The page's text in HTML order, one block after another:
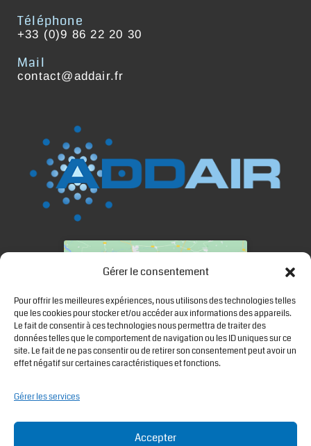
Gérer le consentement
Pour offrir les meilleures expériences, nous utilisons des technologies telles
que les cookies pour stocker et/ou accéder aux informations des appareils.
Le fait de consentir à ces technologies nous permettra de traiter des
données telles que le comportement de navigation ou les ID uniques sur ce
site. Le fait de ne pas consentir ou de retirer son consentement peut avoir un
effet négatif sur certaines caractéristiques et fonctions.
Gérer les services
Accepter
Téléphone
+33 (0)9 86 22 20 30
Mail
contact@addair.fr
Cliquez sur « J’accepte » pour activer
Politique de cookies
J’accepte